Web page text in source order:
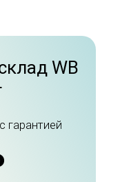
WB
гарантией